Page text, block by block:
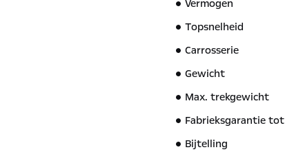
Vermogen
Topsnelheid
Carrosserie
Gewicht
Max. trekgewicht
Fabrieksgarantie tot
Bijtelling